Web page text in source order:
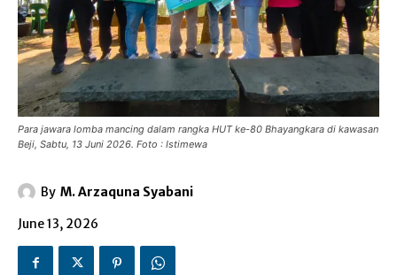
Para jawara lomba mancing dalam rangka HUT ke-80 Bhayangkara di kawasan
Beji, Sabtu, 13 Juni 2026. Foto : Istimewa
By M. Arzaquna Syabani
June 13, 2026